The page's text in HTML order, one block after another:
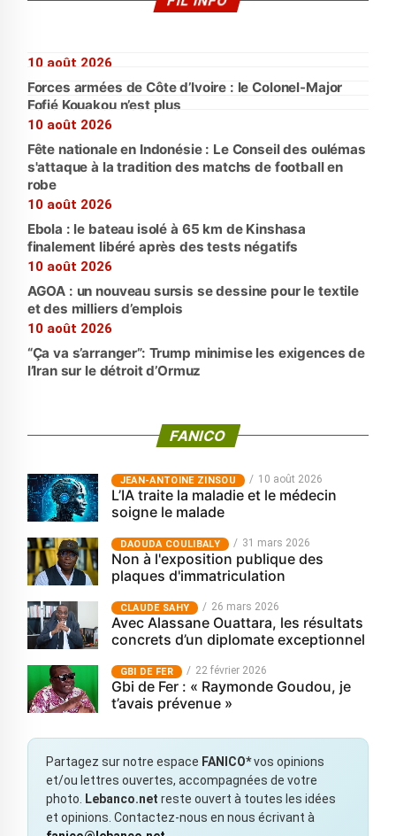
10 août 2026
Forces armées de Côte d’Ivoire : le Colonel-Major
Fofié Kouakou n’est plus
10 août 2026
Fête nationale en Indonésie : Le Conseil des oulémas
s'attaque à la tradition des matchs de football en
robe
10 août 2026
Ebola : le bateau isolé à 65 km de Kinshasa
finalement libéré après des tests négatifs
10 août 2026
AGOA : un nouveau sursis se dessine pour le textile
et des milliers d’emplois
10 août 2026
“Ça va s’arranger”: Trump minimise les exigences de
l’Iran sur le détroit d’Ormuz
FANICO
JEAN-ANTOINE ZINSOU 10 août 2026
L’IA traite la maladie et le médecin
soigne le malade
‎DAOUDA COULIBALY 31 mars 2026
Non à l'exposition publique des
plaques d'immatriculation
CLAUDE SAHY 26 mars 2026
Avec Alassane Ouattara, les résultats
concrets d’un diplomate exceptionnel
GBI DE FER 22 février 2026
Gbi de Fer : « Raymonde Goudou, je
t’avais prévenue »
Partagez sur notre espace FANICO*vos opinions
et/ou lettres ouvertes, accompagnées de votre
photo.
Lebanco.net reste ouvert à toutes les idées
et opinions. Contactez-nous en nous écrivant à